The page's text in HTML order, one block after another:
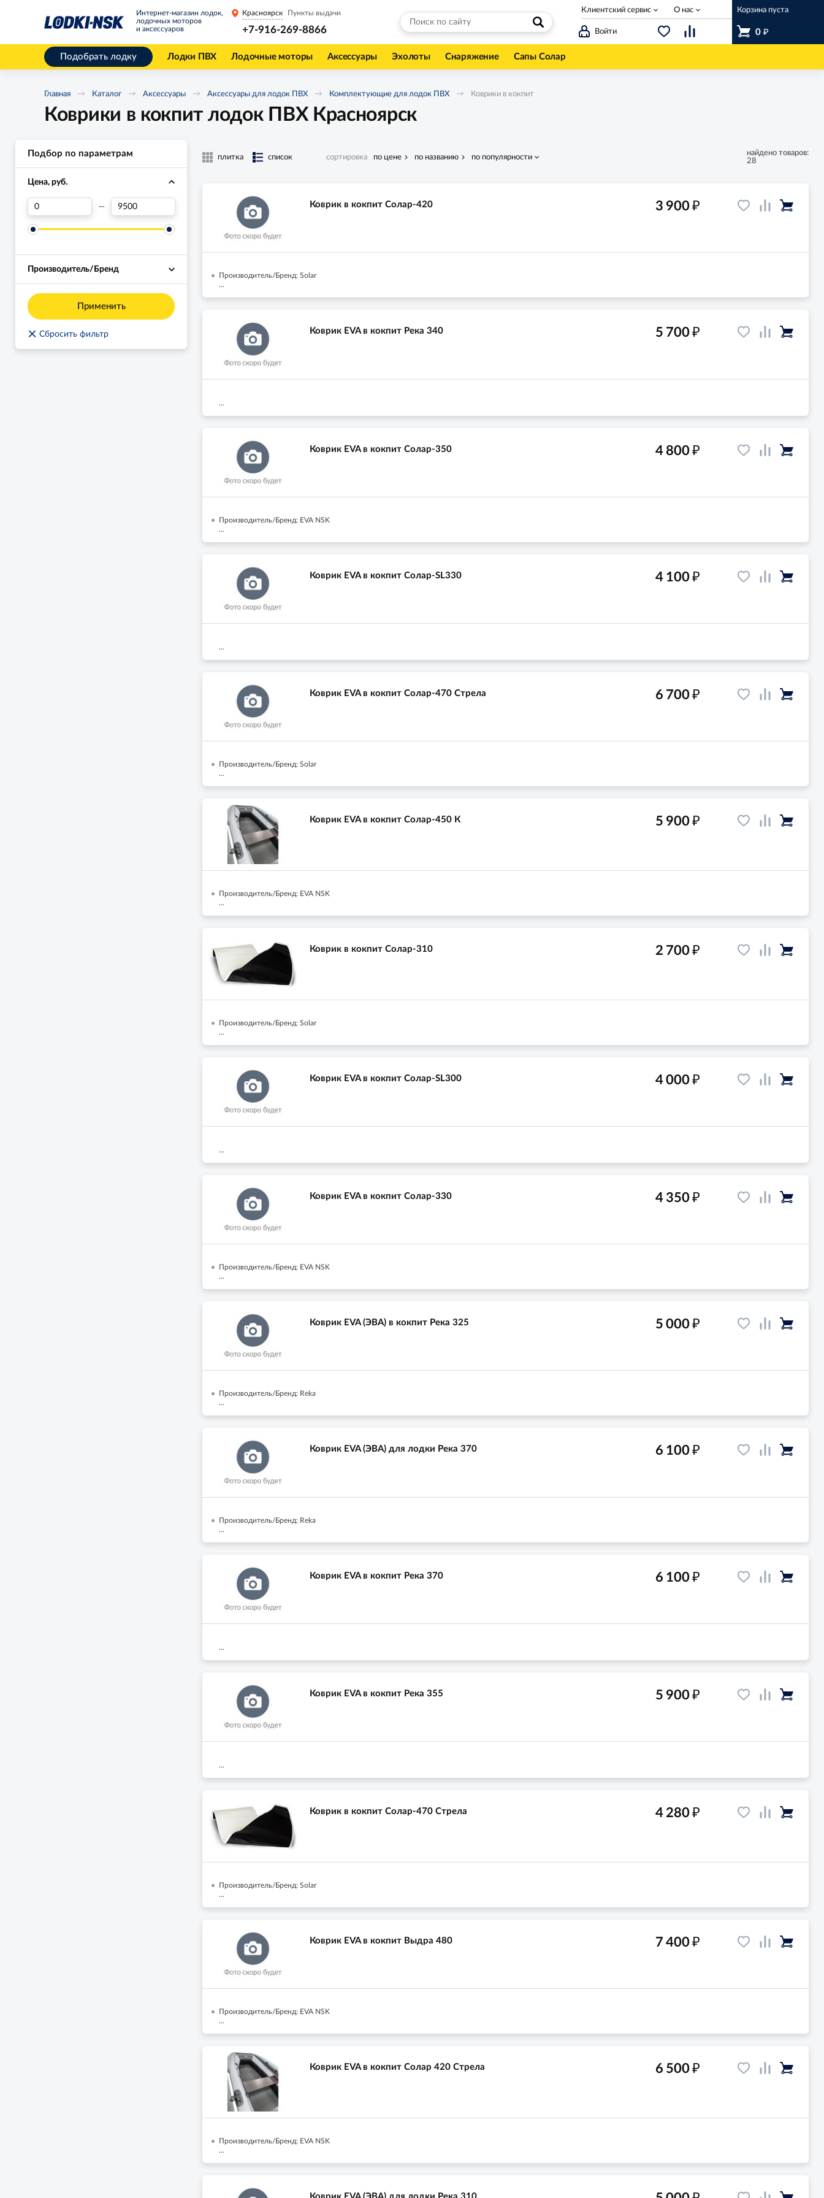
Интернет-магазин лодок,
лодочных моторов
и аксессуаров
Войти
Корзина пуста
0 ₽
Красноярск Пункты выдачи
+7-916-269-8866
Клиентский сервис О нас
Подобрать лодку Лодки ПВХ Лодочные моторы Аксессуары Эхолоты Снаряжение Сапы Солар
Главная Каталог Аксессуары Аксессуары для лодок ПВХ Комплектующие для лодок ПВХ Коврики в кокпит
Коврики в кокпит лодок ПВХ Красноярск
Подбор по параметрам
Цена, руб.
—
Производитель/Бренд
Применить
× Сбросить фильтр
плитка список сортировка по цене по названию по популярности
найдено товаров:
28
Коврик в кокпит Солар-420
Производитель/Бренд: Solar
...
3 900₽
Коврик EVA в кокпит Река 340
...
5 700₽
Коврик EVA в кокпит Солар-350
Производитель/Бренд: EVA NSK
...
4 800₽
Коврик EVA в кокпит Солар-SL330
...
4 100₽
Коврик EVA в кокпит Солар-470 Стрела
Производитель/Бренд: Solar
...
6 700₽
Коврик EVA в кокпит Солар-450 К
Производитель/Бренд: EVA NSK
...
5 900₽
Коврик в кокпит Солар-310
Производитель/Бренд: Solar
...
2 700₽
Коврик EVA в кокпит Солар-SL300
...
4 000₽
Коврик EVA в кокпит Солар-330
Производитель/Бренд: EVA NSK
...
4 350₽
Коврик EVA (ЭВА) в кокпит Река 325
Производитель/Бренд: Reka
...
5 000₽
Коврик EVA (ЭВА) для лодки Река 370
Производитель/Бренд: Reka
...
6 100₽
Коврик EVA в кокпит Река 370
...
6 100₽
Коврик EVA в кокпит Река 355
...
5 900₽
Коврик в кокпит Солар-470 Стрела
Производитель/Бренд: Solar
...
4 280₽
Коврик EVA в кокпит Выдра 480
Производитель/Бренд: EVA NSK
...
7 400₽
Коврик EVA в кокпит Солар 420 Стрела
Производитель/Бренд: EVA NSK
...
6 500₽